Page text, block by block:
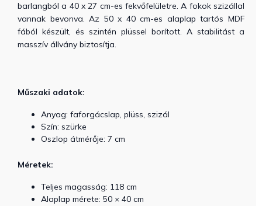
barlangból a 40 x 27 cm-es fekvőfelületre. A fokok szizállal
vannak bevonva. Az 50 x 40 cm-es alaplap tartós MDF
fából készült, és szintén plüssel borított. A stabilitást a
masszív állvány biztosítja.
Műszaki adatok:
Anyag: faforgácslap, plüss, szizál
Szín: szürke
Oszlop átmérője: 7 cm
Méretek:
Teljes magasság: 118 cm
Alaplap mérete: 50 × 40 cm